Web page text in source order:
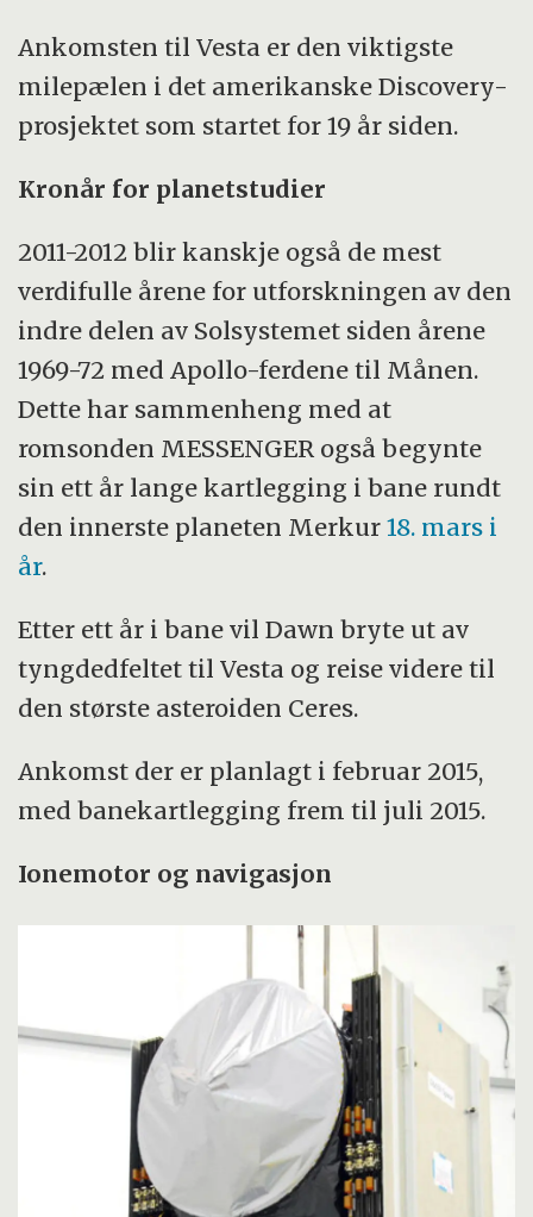
produseres av solcellepaneler på de to
vingene.Sondens vingespenn er på 20 meter.
solcellene mer enn henholdsvis 10 og 1
kilowatt.
Trykk på forstørrelsesglasset for større
versjon.(Illustrasjon: Reidar Trønnes)
Ankomsten til Vesta er den viktigste
milepælen i det amerikanske Discovery-
prosjektet som startet for 19 år siden.
Kronår for planetstudier
2011-2012 blir kanskje også de mest
verdifulle årene for utforskningen av den
indre delen av Solsystemet siden årene
1969-72 med Apollo-ferdene til Månen.
Dette har sammenheng med at
romsonden MESSENGER også begynte
sin ett år lange kartlegging i bane rundt
den innerste planeten Merkur18. mars i
år.
Etter ett år i bane vil Dawn bryte ut av
tyngdedfeltet til Vesta og reise videre til
den største asteroiden Ceres.
Ankomst der er planlagt i februar 2015,
med banekartlegging frem til juli 2015.
Ionemotor og navigasjon